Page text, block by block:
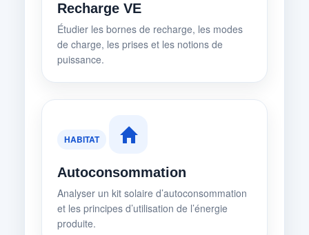
Recharge VE
Étudier les bornes de recharge, les modes
de charge, les prises et les notions de
puissance.
HABITAT
Autoconsommation
Analyser un kit solaire d’autoconsommation
et les principes d’utilisation de l’énergie
produite.